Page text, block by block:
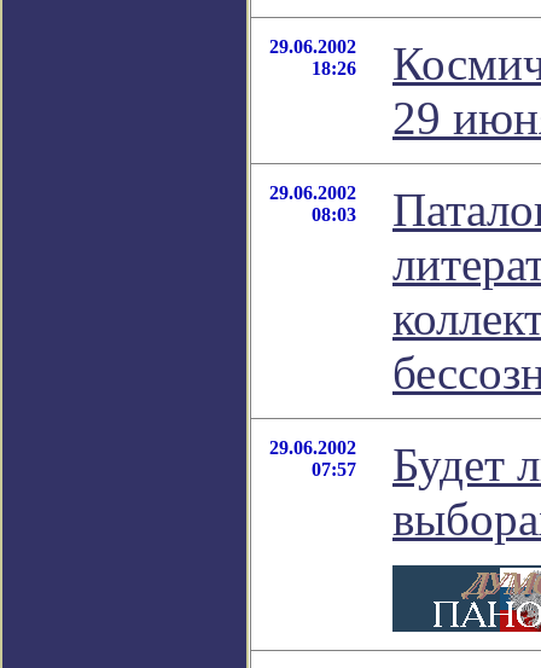
29.06.2002
18:26
29
29.06.2002
08:03
29.06.2002
07:57
Будет